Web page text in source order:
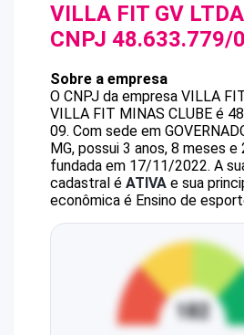
VILLA FIT GV
CNPJ 48.633.779/
Sobre a empresa
O CNPJ da empresa VILLA
VILLA FIT MINAS CLUBE é
09. Com sede em
MG, possui 3 anos, 8 meses
fundada em 17/11/2022. A
cadastral é ATIVA e sua
econômica é Ensino de